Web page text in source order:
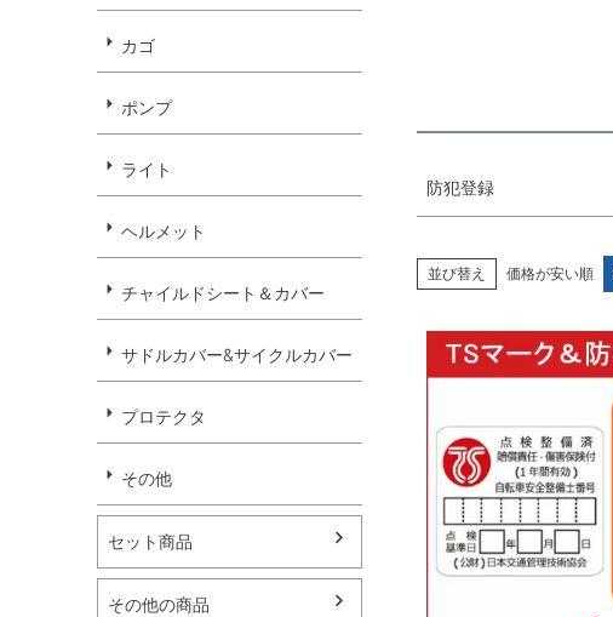
カゴ
ポンプ
ライト
ヘルメット
チャイルドシート＆カバー
サドルカバー&サイクルカバー
プロテクタ
その他
セット商品
その他の商品
防犯登録
並び替え 価格が安い順